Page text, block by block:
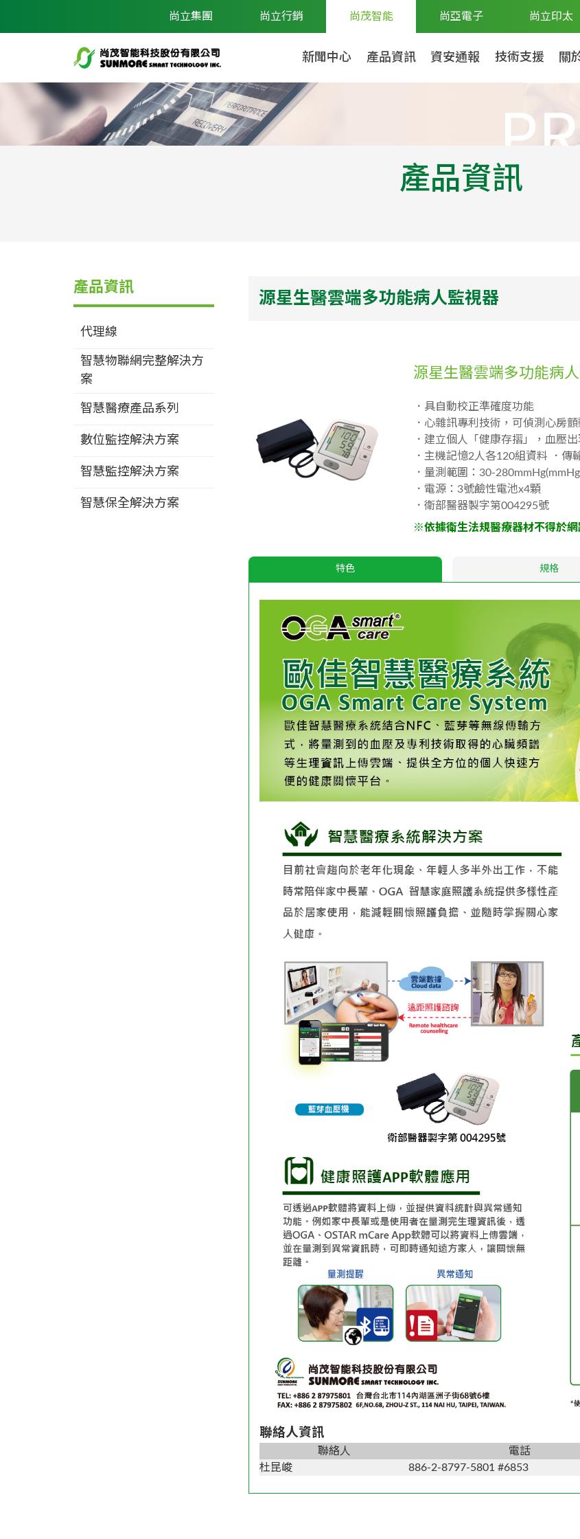
尚立集團 尚立行銷 尚茂智能 尚亞電子 尚立印太
新聞中心 產品資訊 資安通報 技術支援 關
產品資訊
產品資訊
代理線
智慧物聯網完整解決方
案
智慧醫療產品系列
數位監控解決方案
智慧監控解決方案
智慧保全解決方案
源星生醫雲端多功能病人監視器
源星生醫雲端多功能病
．具自動校正準確度功能
．心雜訊專利技術，可偵測心房
．建立個人「健康存摺」，血壓
．主機記憶2人各120組資料 ．傳
．量測範圍：30-
．電源：3號鹼性電池x4顆
．衛部醫器製字第004295號
※依據衛生法規醫療器材不得於
特色 規格
聯絡人資訊
聯絡人 電話
杜昆峻
886-2-8797-5801 #6853